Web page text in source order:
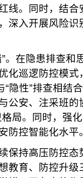
线。同时，结
深入开展风险
。在隐患排查和
化巡逻防控模
“隐性”排查相结
公安、注采班的
局。同时，强
防控智能化水平
保持高压防控
教育、防控升